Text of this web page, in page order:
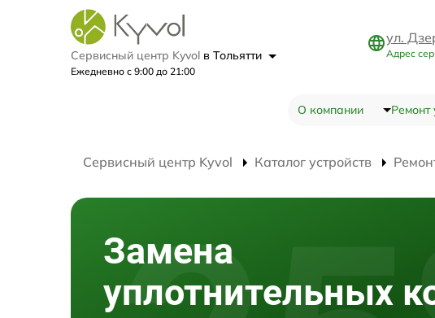
Сервисный центр Kyvol в Тольятти
Ежедневно с 9:00 до 21:00
ул.
Адрес
О компании Ремонт
Сервисный центр Kyvol Каталог устройств
Замена
уплотнительных